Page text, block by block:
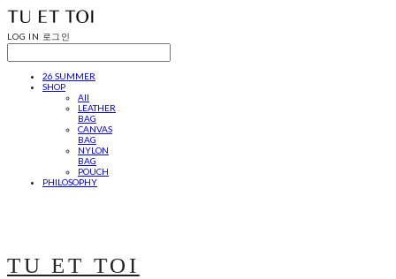
LOG IN 로그인
26 SUMMER
SHOP
All
LEATHER
BAG
CANVAS
BAG
NYLON
BAG
POUCH
PHILOSOPHY
TU ET TOI